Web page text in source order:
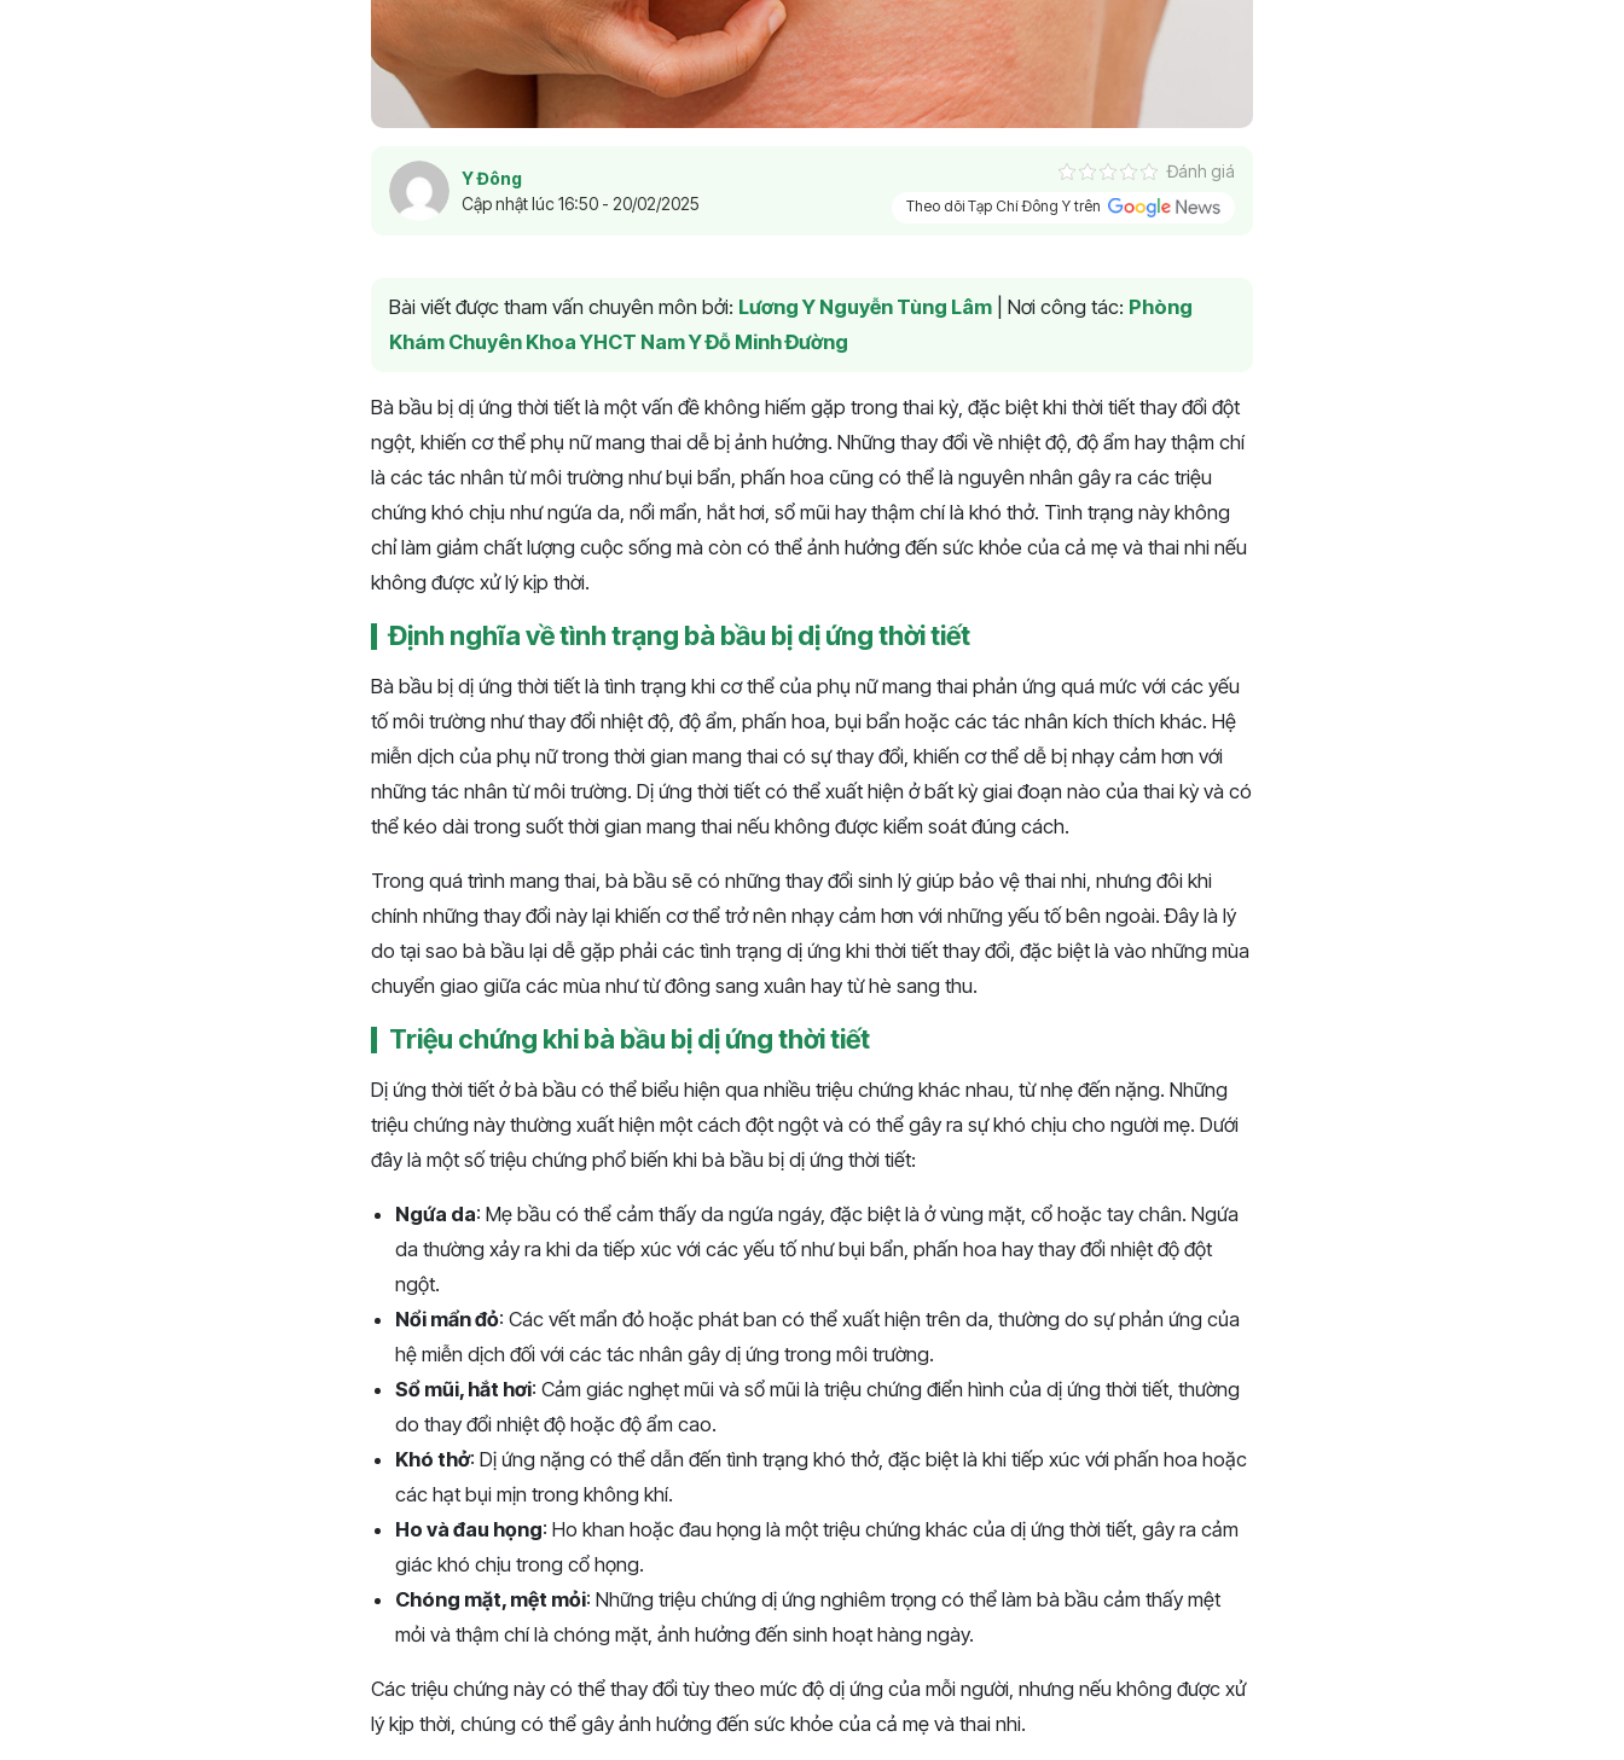
Y Đông
Cập nhật lúc 16:50 - 20/02/2025
Đánh giá
Theo dõi Tạp Chí Đông Y trên
Bài viết được tham vấn chuyên môn bởi: Lương Y Nguyễn Tùng Lâm Nơi công tác: Phòng
Khám Chuyên Khoa YHCT Nam Y Đỗ Minh Đường
Bà bầu bị dị ứng thời tiết là một vấn đề không hiếm gặp trong thai kỳ, đặc biệt khi thời tiết thay đổi đột
ngột, khiến cơ thể phụ nữ mang thai dễ bị ảnh hưởng. Những thay đổi về nhiệt độ, độ ẩm hay thậm chí
là các tác nhân từ môi trường như bụi bẩn, phấn hoa cũng có thể là nguyên nhân gây ra các triệu
chứng khó chịu như ngứa da, nổi mẩn, hắt hơi, sổ mũi hay thậm chí là khó thở. Tình trạng này không
chỉ làm giảm chất lượng cuộc sống mà còn có thể ảnh hưởng đến sức khỏe của cả mẹ và thai nhi nếu
không được xử lý kịp thời.
Định nghĩa về tình trạng bà bầu bị dị ứng thời tiết
Bà bầu bị dị ứng thời tiết là tình trạng khi cơ thể của phụ nữ mang thai phản ứng quá mức với các yếu
tố môi trường như thay đổi nhiệt độ, độ ẩm, phấn hoa, bụi bẩn hoặc các tác nhân kích thích khác. Hệ
miễn dịch của phụ nữ trong thời gian mang thai có sự thay đổi, khiến cơ thể dễ bị nhạy cảm hơn với
những tác nhân từ môi trường. Dị ứng thời tiết có thể xuất hiện ở bất kỳ giai đoạn nào của thai kỳ và có
thể kéo dài trong suốt thời gian mang thai nếu không được kiểm soát đúng cách.
Trong quá trình mang thai, bà bầu sẽ có những thay đổi sinh lý giúp bảo vệ thai nhi, nhưng đôi khi
chính những thay đổi này lại khiến cơ thể trở nên nhạy cảm hơn với những yếu tố bên ngoài. Đây là lý
do tại sao bà bầu lại dễ gặp phải các tình trạng dị ứng khi thời tiết thay đổi, đặc biệt là vào những mùa
chuyển giao giữa các mùa như từ đông sang xuân hay từ hè sang thu.
Triệu chứng khi bà bầu bị dị ứng thời tiết
Dị ứng thời tiết ở bà bầu có thể biểu hiện qua nhiều triệu chứng khác nhau, từ nhẹ đến nặng. Những
triệu chứng này thường xuất hiện một cách đột ngột và có thể gây ra sự khó chịu cho người mẹ. Dưới
đây là một số triệu chứng phổ biến khi bà bầu bị dị ứng thời tiết:
Ngứa da: Mẹ bầu có thể cảm thấy da ngứa ngáy, đặc biệt là ở vùng mặt, cổ hoặc tay chân. Ngứa
da thường xảy ra khi da tiếp xúc với các yếu tố như bụi bẩn, phấn hoa hay thay đổi nhiệt độ đột
ngột.
Nổi mẩn đỏ: Các vết mẩn đỏ hoặc phát ban có thể xuất hiện trên da, thường do sự phản ứng của
hệ miễn dịch đối với các tác nhân gây dị ứng trong môi trường.
Sổ mũi, hắt hơi: Cảm giác nghẹt mũi và sổ mũi là triệu chứng điển hình của dị ứng thời tiết, thường
do thay đổi nhiệt độ hoặc độ ẩm cao.
Khó thở: Dị ứng nặng có thể dẫn đến tình trạng khó thở, đặc biệt là khi tiếp xúc với phấn hoa hoặc
các hạt bụi mịn trong không khí.
Ho và đau họng: Ho khan hoặc đau họng là một triệu chứng khác của dị ứng thời tiết, gây ra cảm
giác khó chịu trong cổ họng.
Chóng mặt, mệt mỏi: Những triệu chứng dị ứng nghiêm trọng có thể làm bà bầu cảm thấy mệt
mỏi và thậm chí là chóng mặt, ảnh hưởng đến sinh hoạt hàng ngày.
Các triệu chứng này có thể thay đổi tùy theo mức độ dị ứng của mỗi người, nhưng nếu không được xử
lý kịp thời, chúng có thể gây ảnh hưởng đến sức khỏe của cả mẹ và thai nhi.